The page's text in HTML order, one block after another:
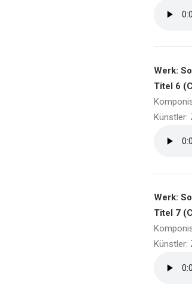
Werk:
Titel 6
Künstler:
Werk:
Titel 7
Künstler: